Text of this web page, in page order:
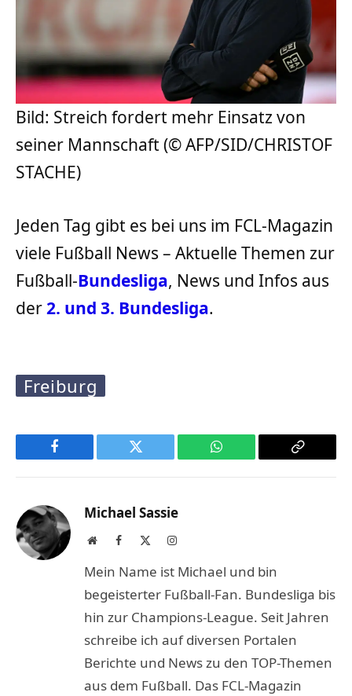
Bild: Streich fordert mehr Einsatz von
seiner Mannschaft (© AFP/SID/CHRISTOF
STACHE)
Jeden Tag gibt es bei uns im FCL-Magazin
viele Fußball News – Aktuelle Themen zur
Fußball-Bundesliga, News und Infos aus
der2. und 3. Bundesliga.
Freiburg
Facebook Twitter WhatsApp
Copy
Michael Sassie
WebsiteFacebook Instagram
Mein Name ist Michael und bin
begeisterter Fußball-Fan. Bundesliga bis
hin zur Champions-League. Seit Jahren
schreibe ich auf diversen Portalen
Berichte und News zu den TOP-Themen
aus dem Fußball. Das FCL-Magazin